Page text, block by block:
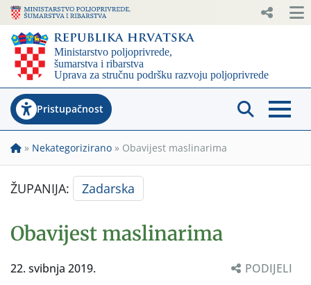
Pristupačnost
» Nekategorizirano » Obavijest maslinarima
ŽUPANIJA: Zadarska
Obavijest maslinarima
22. svibnja 2019. PODIJELI